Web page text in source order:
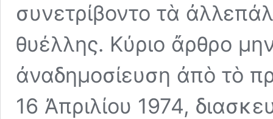
συνετρίβοντο τὰ
θυέλλης. Κύριο ἄρθρο
ἀναδημοσίευση ἀπὸ τὸ
16 Ἀπριλίου 1974,